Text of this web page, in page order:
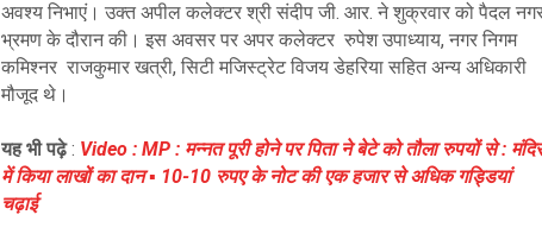
अवश्य निभाएं। उक्त अपील कलेक्टर श्री संदीप जी. आर. ने शुक्रवार को पैदल
भ्रमण के दौरान की। इस अवसर पर अपर कलेक्टर रुपेश उपाध्याय, नगर निगम
कमिश्नर राजकुमार खत्री, सिटी मजिस्ट्रेट विजय डेहरिया सहित अन्य अधिकारी
मौजूद थे।
यह भी पढ़े: Video : MP : मन्नत पूरी होने पर पिता ने बेटे को तौला रुपयों से : मंदिर
में किया लाखों का दान ▪️ 10-10 रुपए के नोट की एक हजार से अधिक गड्डियां
चढ़ाई